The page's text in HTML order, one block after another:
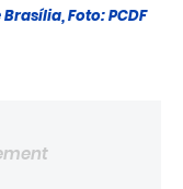
Foto: PCDF